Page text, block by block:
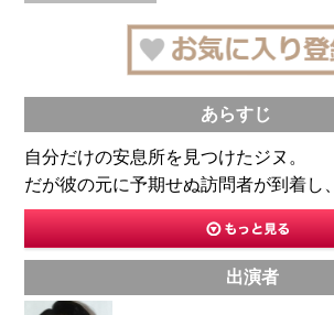
あらすじ
自分だけの安息所を見つけたジヌ。
だが彼の元に予期せぬ訪問者が到着し、
出演者